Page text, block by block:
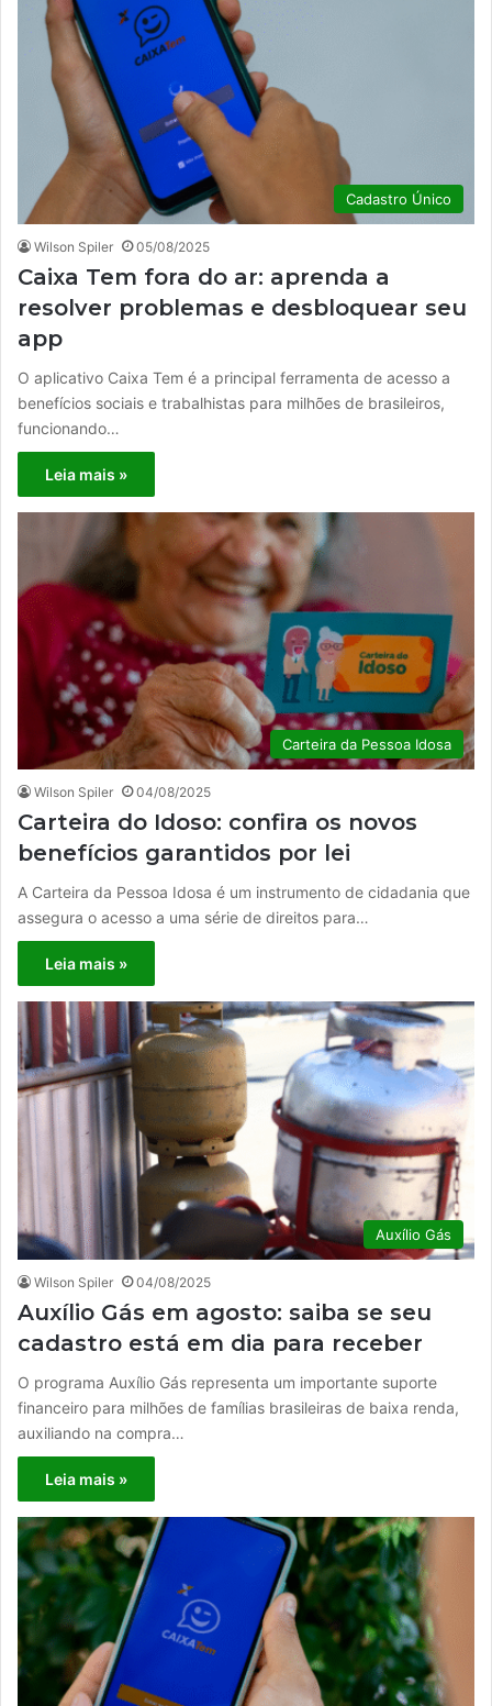
Cadastro Único
Wilson Spiler 05/08/2025
Caixa Tem fora do ar: aprenda a
resolver problemas e desbloquear seu
app
O aplicativo Caixa Tem é a principal ferramenta de acesso a
benefícios sociais e trabalhistas para milhões de brasileiros,
funcionando…
Leia mais »
Carteira da Pessoa Idosa
Wilson Spiler 04/08/2025
Carteira do Idoso: confira os novos
benefícios garantidos por lei
A Carteira da Pessoa Idosa é um instrumento de cidadania que
assegura o acesso a uma série de direitos para…
Leia mais »
Auxílio Gás
Wilson Spiler 04/08/2025
Auxílio Gás em agosto: saiba se seu
cadastro está em dia para receber
O programa Auxílio Gás representa um importante suporte
financeiro para milhões de famílias brasileiras de baixa renda,
auxiliando na compra…
Leia mais »